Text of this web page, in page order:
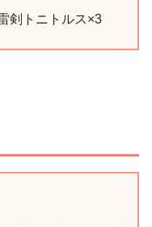
剣トニトルス×3